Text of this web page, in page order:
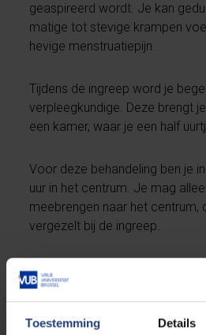
Toestemming Details
geaspireerd wordt. Je kan
matige tot stevige krampen
hevige menstruatiepijn.
Tijdens de ingreep word je
verpleegkundige. Deze brengt
een kamer, waar je een half
Voor deze behandeling ben je
uur in het centrum. Je mag
meebrengen naar het centrum,
vergezelt bij de ingreep.